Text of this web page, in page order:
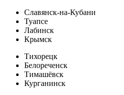
Славянск-на-Кубани
Туапсе
Лабинск
Крымск
Тихорецк
Белореченск
Тимашёвск
Курганинск